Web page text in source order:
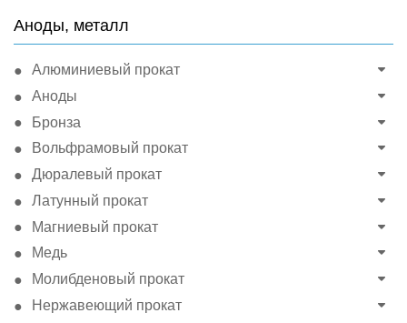
Аноды, металл
Алюминиевый прокат
Аноды
Бронза
Вольфрамовый прокат
Дюралевый прокат
Латунный прокат
Магниевый прокат
Медь
Молибденовый прокат
Нержавеющий прокат